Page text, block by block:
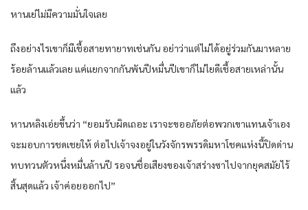
หานเย่ไม่มีความมั่นใจเลย
ถึงอย่างไรเขาก็มีเชื้อสายทายาทเช่นกัน อย่าว่าแต่ไม่ได้อยู่ร่วมกันมาหลาย
ร้อยล้านแล้วเลย แค่แยกจากกันพันปีหมื่นปีเขาก็ไม่ไยดีเชื้อสายเหล่านั้น
แล้ว
หานหลิงเอ่ยขึ้นว่า “ยอมรับผิดเถอะ เราจะขออภัยต่อพวกเขาแทนเจ้าเอง
จะมอบการชดเชยให้ ต่อไปเจ้าจงอยู่ในวังจักรพรรดิมหาโชคแห่งนี้ปิดด่าน
ทบทวนตัวหนึ่งหมื่นล้านปี รอจนชื่อเสียงของเจ้าสร่างซาไปจากยุคสมัยไร้
สิ้นสุดแล้ว เจ้าค่อยออกไป”